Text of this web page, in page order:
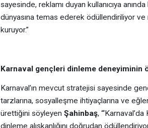
sayesinde, reklamı duyan kullanıcıya
dünyasına temas ederek ödüllendiriliyor
kuruyor.”
Karnaval gençleri dinleme deneyiminin
Karnaval’ın mevcut stratejisi sayesinde
tarzlarına, sosyalleşme ihtiyaçlarına ve
ürettiğini söyleyen Şahinbaş,